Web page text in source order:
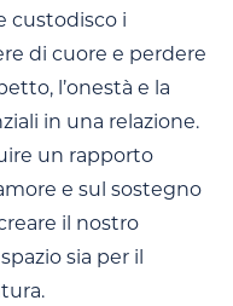
custodisco i
di cuore e perdere
l’onestà e la
in una relazione.
un rapporto
e sul sostegno
il nostro
sia per il